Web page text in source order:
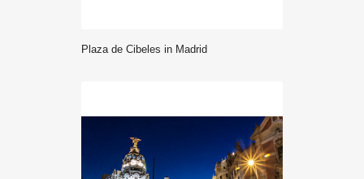
Plaza de Cibeles in Madrid